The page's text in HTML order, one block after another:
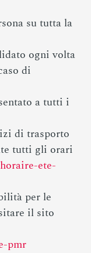
su tutta la
ogni volta
di
a tutti i
di trasporto
tutti gli orari
ete-
per le
il sito
pmr